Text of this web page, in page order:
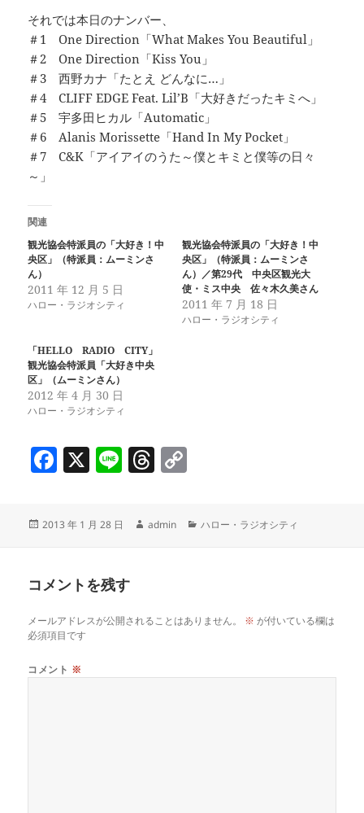
それでは本日のナンバー、
＃1 One Direction「What Makes You Beautiful」
＃2 One Direction「Kiss You」
＃3 西野カナ「たとえ どんなに…」
＃4 CLIFF EDGE Feat. Lil’B「大好きだったキミへ」
＃5 宇多田ヒカル「Automatic」
＃6 Alanis Morissette「Hand In My Pocket」
＃7 C&K「アイアイのうた～僕とキミと僕等の日々
～」
関連
観光協会特派員の「大好き！中
央区」（特派員：ムーミンさ
ん）
2011 年 12 月 5 日
ハロー・ラジオシティ
観光協会特派員の「大好き！中
央区」（特派員：ムーミンさ
ん）／第29代 中央区観光大
使・ミス中央 佐々木久美さん
2011 年 7 月 18 日
ハロー・ラジオシティ
「HELLO RADIO CITY」
観光協会特派員「大好き中央
区」（ムーミンさん）
2012 年 4 月 30 日
ハロー・ラジオシティ
F
c
e
o
o
k
X Li T
re
a
p
y
k
投
2013 年 1 月 28 日
作
admin
カ
ハロー・ラジオシティ
コメントを残す
メールアドレスが公開されることはありません。 ※ が付いている欄は
必須項目です
コメント ※